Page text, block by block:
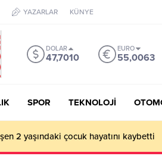
YAZARLAR KÜNYE
DOLAR
47,7010
EURO
55,0063
SPOR TEKNOLOJİ
2 yaşındaki çocuk hayatını kaybetti